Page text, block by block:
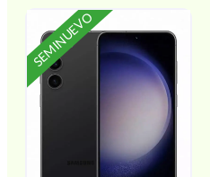
SEMINUEVO